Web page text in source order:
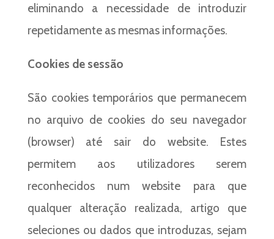
eliminando a necessidade de introduzir
repetidamente as mesmas informações.
Cookies de sessão
São cookies temporários que permanecem
no arquivo de cookies do seu navegador
(browser) até sair do website. Estes
permitem aos utilizadores serem
reconhecidos num website para que
qualquer alteração realizada, artigo que
seleciones ou dados que introduzas, sejam